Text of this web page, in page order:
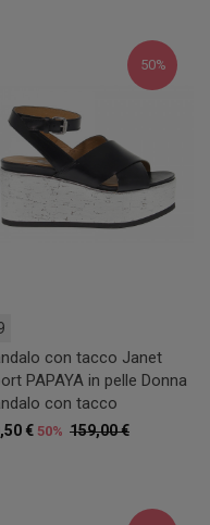
50%
con tacco Janet
PAPAYA in pelle Donna
con tacco
159,00 €
€ 50%